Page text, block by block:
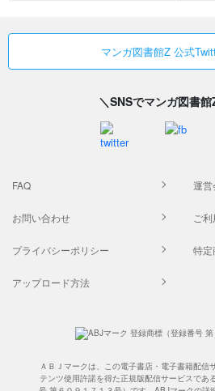
マンガ図書館Z 公式
＼SNSでマンガ図書
FAQ 運営
お問い合わせ ご
プライバシーポリシー 特定
アップロード方法
ＡＢＪマークは、この電子書店・電子書籍配信
テンツ使用許諾を得た正規版配信サービスであ